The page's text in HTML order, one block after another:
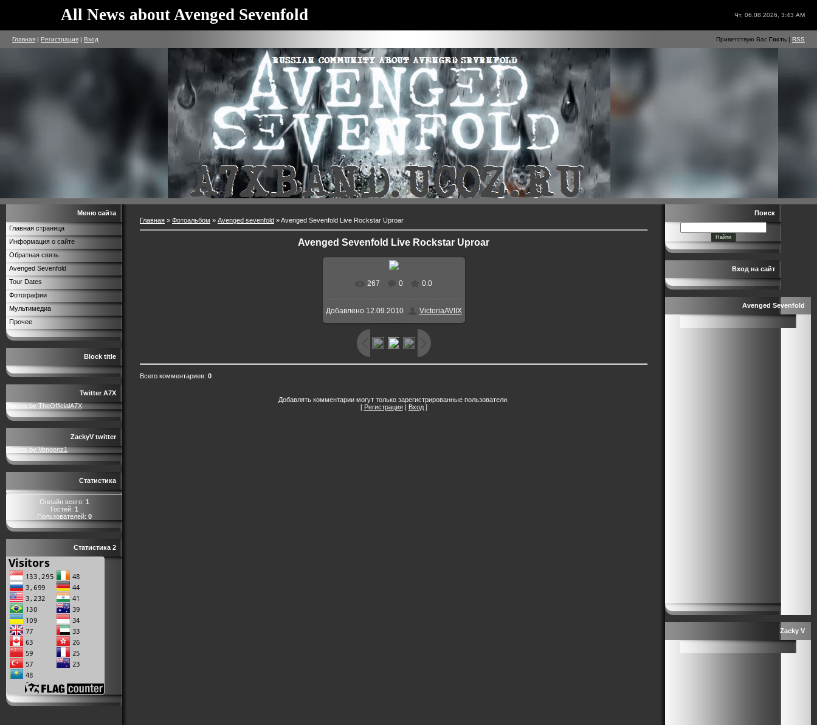
All News about Avenged Sevenfold Чт, 06.08.2026, 3:43 AM
Главная | Регистрация | Вход Приветствую Вас Гость | RSS
Меню сайта
Главная страница
Информация о сайте
Обратная связь
Avenged Sevenfold
Tour Dates
Фотографии
Мультимедиа
Прочее
Block title
Twitter A7X
Tweets by TheOfficialA7X
ZackyV twitter
Tweets by Vengenz1
Статистика
Онлайн всего: 1
Гостей: 1
Пользователей: 0
Статистика 2
Главная » Фотоальбом » Avenged sevenfold » Avenged Sevenfold Live Rockstar Uproar
Avenged Sevenfold Live Rockstar Uproar
267 0 0.0
Добавлено 12.09.2010 VictoriaAVIIX
Всего комментариев: 0
Добавлять комментарии могут только зарегистрированные пользователи.
[ Регистрация| Вход]
Поиск
Вход на сайт
Avenged Sevenfold
Zacky V